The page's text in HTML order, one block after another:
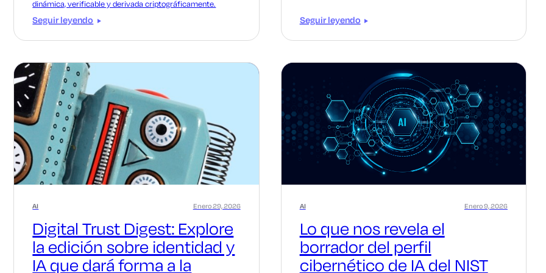
dinámica, verificable y derivada criptográficamente.
Seguir leyendo Seguir leyendo
AI
Digital Trust Digest: Explore
la edición sobre identidad y
IA que dará forma a la
Enero 29, 2026 AI
Lo que nos revela el
borrador del perfil
cibernético de IA del NIST
Enero 9, 2026